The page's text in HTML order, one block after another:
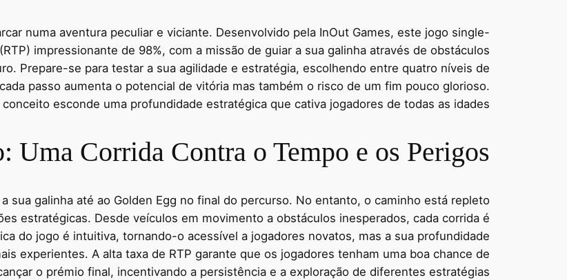
numa aventura peculiar e viciante. Desenvolvido pela InOut Games, este jogo single-
impressionante de 98%, com a missão de guiar a sua galinha através de obstáculos
Prepare-se para testar a sua agilidade e estratégia, escolhendo entre quatro níveis de
passo aumenta o potencial de vitória mas também o risco de um fim pouco glorioso.
esconde uma profundidade estratégica que cativa jogadores de todas as idades.
Uma Corrida Contra o Tempo e os Perigos
sua galinha até ao Golden Egg no final do percurso. No entanto, o caminho está repleto
estratégicas. Desde veículos em movimento a obstáculos inesperados, cada corrida é
do jogo é intuitiva, tornando-o acessível a jogadores novatos, mas a sua profundidade
experientes. A alta taxa de RTP garante que os jogadores tenham uma boa chance de
o prémio final, incentivando a persistência e a exploração de diferentes estratégias.